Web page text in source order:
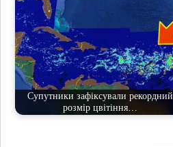
Супутники зафіксували рекордний
розмір цвітіння…